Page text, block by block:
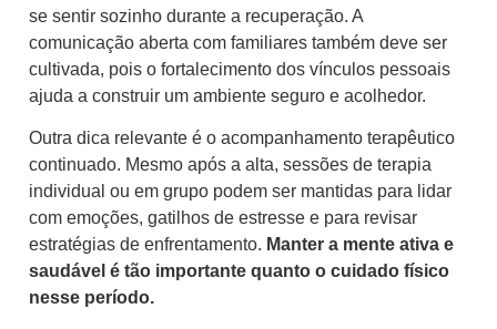
se sentir sozinho durante a recuperação. A
comunicação aberta com familiares também deve ser
cultivada, pois o fortalecimento dos vínculos pessoais
ajuda a construir um ambiente seguro e acolhedor.
Outra dica relevante é o acompanhamento terapêutico
continuado. Mesmo após a alta, sessões de terapia
individual ou em grupo podem ser mantidas para lidar
com emoções, gatilhos de estresse e para revisar
estratégias de enfrentamento. Manter a mente ativa e
saudável é tão importante quanto o cuidado físico
nesse período.